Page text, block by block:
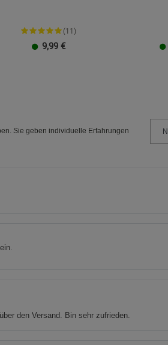
(11)
9,99 €
Sie geben individuelle Erfahrungen
den Versand. Bin sehr zufrieden.
anzeigen